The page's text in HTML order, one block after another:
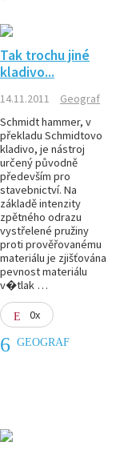
Tak trochu jiné
kladivo...
14.11.2011
Geograf
Schmidt hammer, v
překladu Schmidtovo
kladivo, je nástroj
určený původně
především pro
stavebnictví. Na
základě intenzity
zpětného odrazu
vystřelené pružiny
proti prověřovanému
materiálu je zjišťována
pevnost materiálu
v�tlak …
0x
GEOGRAF